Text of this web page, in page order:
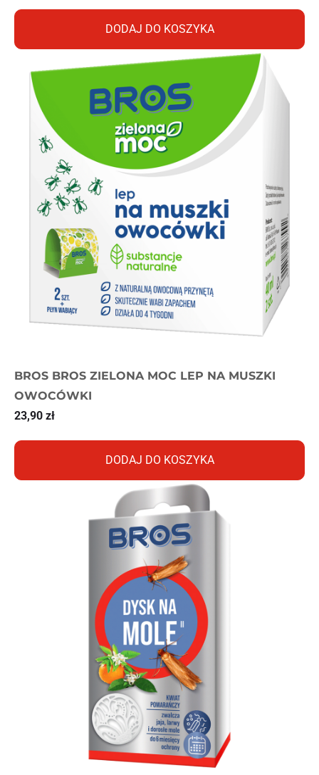
DODAJ DO KOSZYKA
BROS BROS ZIELONA MOC LEP NA MUSZKI
OWOCÓWKI
23,90 zł
DODAJ DO KOSZYKA